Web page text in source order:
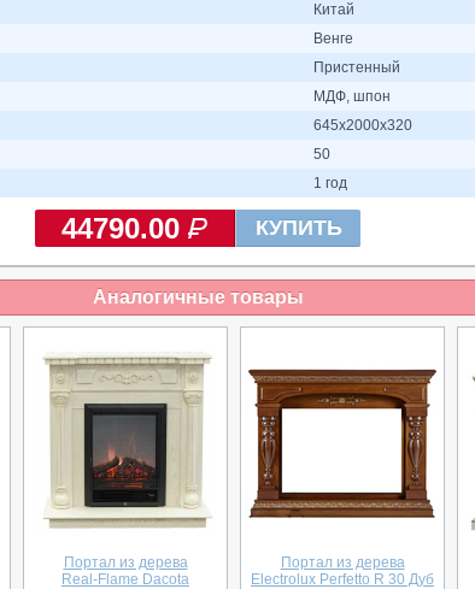
Китай
Венге
Пристенный
МДФ, шпон
645х2000х320
50
1 год
44790.00 КУПИТЬ
Аналогичные товары
Портал из дерева
Real-Flame Dacota
Портал из дерева
Electrolux Perfetto R 30 Дуб